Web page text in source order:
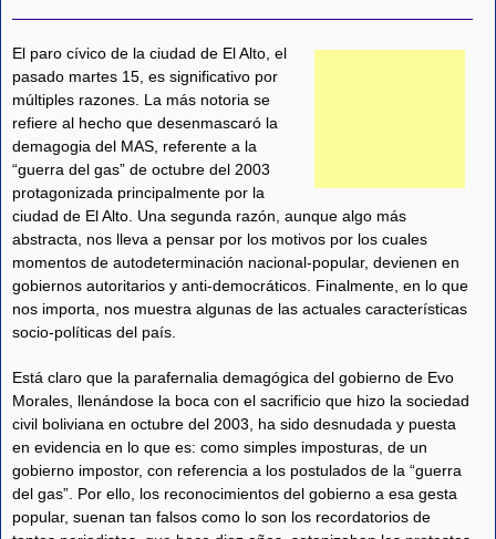
El paro cívico de la ciudad de El Alto, el
pasado martes 15, es significativo por
múltiples razones. La más notoria se
refiere al hecho que desenmascaró la
demagogia del MAS, referente a la
“guerra del gas” de octubre del 2003
protagonizada principalmente por la
ciudad de El Alto. Una segunda razón, aunque algo más
abstracta, nos lleva a pensar por los motivos por los cuales
momentos de autodeterminación nacional-popular, devienen en
gobiernos autoritarios y anti-democráticos. Finalmente, en lo que
nos importa, nos muestra algunas de las actuales características
socio-políticas del país.
Está claro que la parafernalia demagógica del gobierno de Evo
Morales, llenándose la boca con el sacrificio que hizo la sociedad
civil boliviana en octubre del 2003, ha sido desnudada y puesta
en evidencia en lo que es: como simples imposturas, de un
gobierno impostor, con referencia a los postulados de la “guerra
del gas”. Por ello, los reconocimientos del gobierno a esa gesta
popular, suenan tan falsos como lo son los recordatorios de